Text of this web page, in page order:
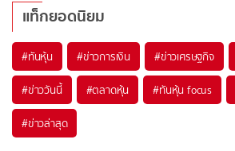
แท็กยอดนิยม
#ทันหุ้น #ข่าวการเงิน #ข่าวเศรษฐกิจ
#ข่าววันนี้ #ตลาดหุ้น #ทันหุ้น focus
#ข่าวล่าสุด